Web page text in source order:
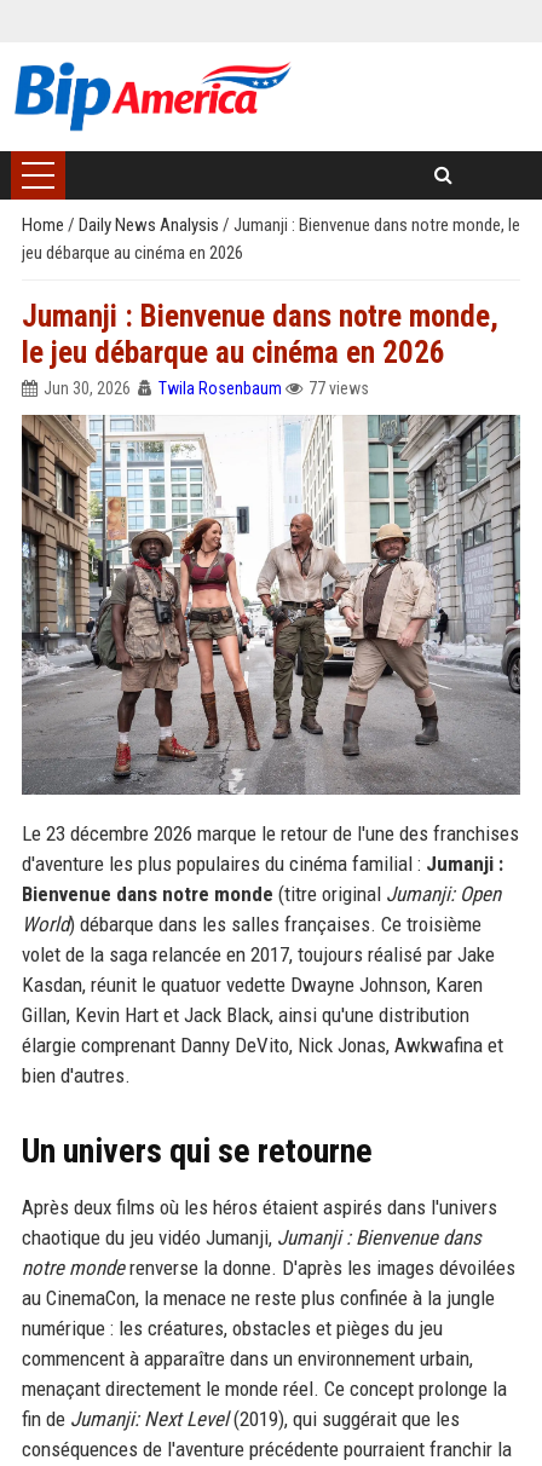
Home / Daily News Analysis / Jumanji : Bienvenue dans notre monde, le
jeu débarque au cinéma en 2026
Jumanji : Bienvenue dans notre monde,
le jeu débarque au cinéma en 2026
Jun 30, 2026 Twila Rosenbaum 77 views
Le 23 décembre 2026 marque le retour de l'une des franchises
d'aventure les plus populaires du cinéma familial : Jumanji :
Bienvenue dans notre monde (titre original Jumanji: Open
World) débarque dans les salles françaises. Ce troisième
volet de la saga relancée en 2017, toujours réalisé par Jake
Kasdan, réunit le quatuor vedette Dwayne Johnson, Karen
Gillan, Kevin Hart et Jack Black, ainsi qu'une distribution
élargie comprenant Danny DeVito, Nick Jonas, Awkwafina et
bien d'autres.
Un univers qui se retourne
Après deux films où les héros étaient aspirés dans l'univers
chaotique du jeu vidéo Jumanji, Jumanji : Bienvenue dans
notre monderenverse la donne. D'après les images dévoilées
au CinemaCon, la menace ne reste plus confinée à la jungle
numérique : les créatures, obstacles et pièges du jeu
commencent à apparaître dans un environnement urbain,
menaçant directement le monde réel. Ce concept prolonge la
fin de Jumanji: Next Level(2019), qui suggérait que les
conséquences de l'aventure précédente pourraient franchir la